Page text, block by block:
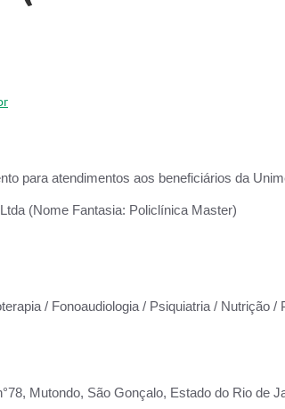
para atendimentos aos beneficiários da
(Nome Fantasia: Policlínica Master)
/ Fonoaudiologia / Psiquiatria / Nutrição
Mutondo, São Gonçalo, Estado do Rio de